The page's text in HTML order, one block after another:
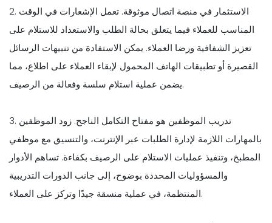
2. الاستثمار في منصة اتصال موثوقة. تعمل الإشعارات في الوقت
المناسب للعملاء فيما يتعلق بحالة الطلب والاستعداد للاستلام على
تعزيز الشفافية ورضا العملاء. يمكن الاستفادة من تنبيهات الرسائل
القصيرة أو تطبيقات الهاتف المحمول لإبقاء العملاء على اطلاع، مما
يضمن عملية استلام سلسة وفعالة من الرصيف.
3. تدريب الموظفين هو مفتاح التكامل الناجح. زود الموظفين
بالمهارات اللازمة لإدارة الطلبات عبر الإنترنت، والتنسيق مع موظفي
المطبخ، وتنفيذ عمليات الاستلام على الرصيف بكفاءة. تساهم الأدوار
والمسؤوليات المحددة بوضوح، إلى جانب الدورات التدريبية
المنتظمة، في عملية منسقة جيدًا وتركز على العملاء.